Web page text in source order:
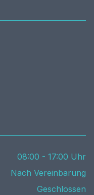
08:00 - 17:00 Uhr
Nach Vereinbarung
Geschlossen